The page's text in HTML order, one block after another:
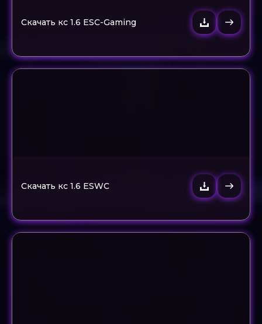
Скачать кс 1.6 ESC-Gaming
Скачать кс 1.6 ESWC